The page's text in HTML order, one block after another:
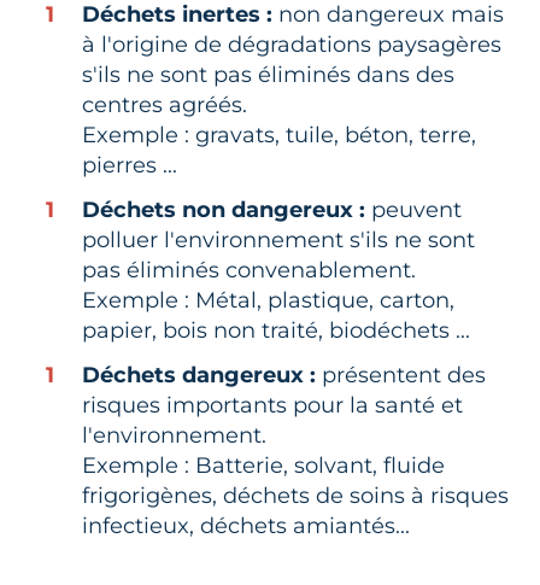
Déchets inertes : non dangereux mais
à l'origine de dégradations paysagères
s'ils ne sont pas éliminés dans des
centres agréés.
Exemple : gravats, tuile, béton, terre,
pierres ...
Déchets non dangereux : peuvent
polluer l'environnement s'ils ne sont
pas éliminés convenablement.
Exemple : Métal, plastique, carton,
papier, bois non traité, biodéchets ...
Déchets dangereux : présentent des
risques importants pour la santé et
l'environnement.
Exemple : Batterie, solvant, fluide
frigorigènes, déchets de soins à risques
infectieux, déchets amiantés...